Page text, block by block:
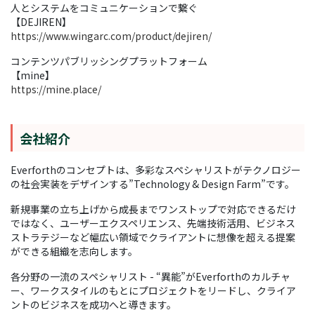
人とシステムをコミュニケーションで繋ぐ
【DEJIREN】
https://www.wingarc.com/product/dejiren/
コンテンツパブリッシングプラットフォーム
【mine】
https://mine.place/
会社紹介
Everforthのコンセプトは、多彩なスペシャリストがテクノロジー
の社会実装をデザインする”Technology & Design Farm”です。
新規事業の立ち上げから成長までワンストップで対応できるだけ
ではなく、ユーザーエクスペリエンス、先端技術活用、ビジネス
ストラテジーなど幅広い領域でクライアントに想像を超える提案
ができる組織を志向します。
各分野の一流のスペシャリスト - “異能”がEverforthのカルチャ
ー、ワークスタイルのもとにプロジェクトをリードし、クライア
ントのビジネスを成功へと導きます。